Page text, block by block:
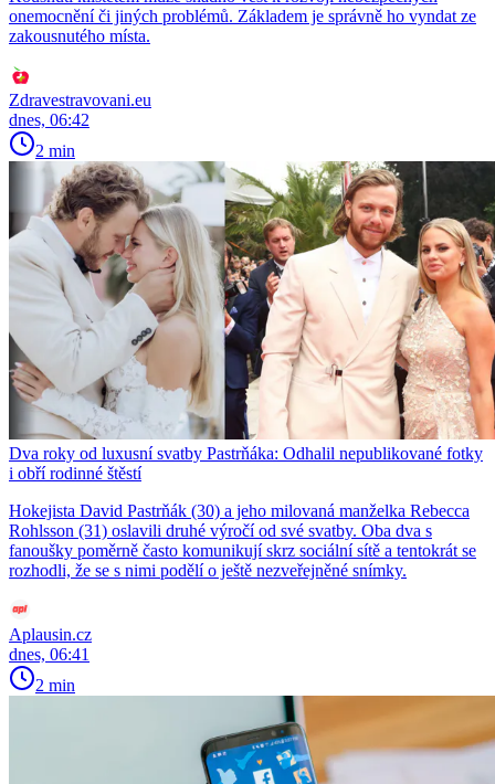
onemocnění či jiných problémů. Základem je správně ho vyndat ze
zakousnutého místa.
Zdravestravovani.eu
dnes, 06:42
2 min
Dva roky od luxusní svatby Pastrňáka: Odhalil nepublikované fotky
i obří rodinné štěstí
Hokejista David Pastrňák (30) a jeho milovaná manželka Rebecca
Rohlsson (31) oslavili druhé výročí od své svatby. Oba dva s
fanoušky poměrně často komunikují skrz sociální sítě a tentokrát se
rozhodli, že se s nimi podělí o ještě nezveřejněné snímky.
Aplausin.cz
dnes, 06:41
2 min